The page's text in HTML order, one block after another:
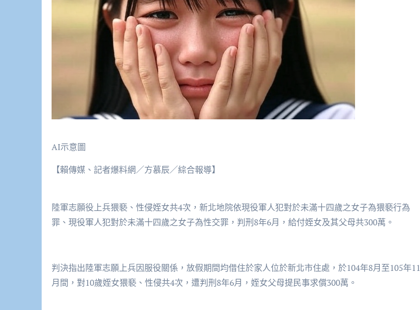
AI示意圖
【賴傳媒、記者爆料網／方慕辰／綜合報導】
陸軍志願役上兵猥褻、性侵姪女共4次，新北地院依現役軍人犯對於未滿十四歲之女子為猥褻行為
罪、現役軍人犯對於未滿十四歲之女子為性交罪，判刑8年6月，給付姪女及其父母共300萬。
判決指出陸軍志願上兵因服役關係，放假期間均借住於家人位於新北市住處，於104年8月至105年11
月間，對10歲姪女猥褻、性侵共4次，遭判刑8年6月，姪女父母提民事求償300萬。